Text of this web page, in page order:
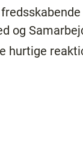
og
hurtige